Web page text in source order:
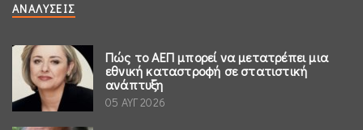
ΑΝΑΛΎΣΕΙΣ
Πώς το ΑΕΠ μπορεί να μετατρέπει μια
εθνική καταστροφή σε στατιστική
ανάπτυξη
05 ΑΥΓ 2026